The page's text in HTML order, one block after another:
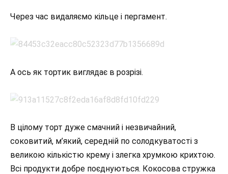
Через час видаляємо кільце і пергамент.
А ось як тортик виглядає в розрізі.
В цілому торт дуже смачний і незвичайний,
соковитий, м’який, середній по солодкуватості з
великою кількістю крему і злегка хрумкою крихтою.
Всі продукти добре поєднуються. Кокосова стружка